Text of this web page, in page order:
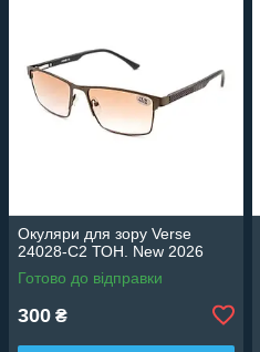
Окуляри для зору Verse
24028-C2 ТОН. New 2026
Готово до відправки
300 ₴